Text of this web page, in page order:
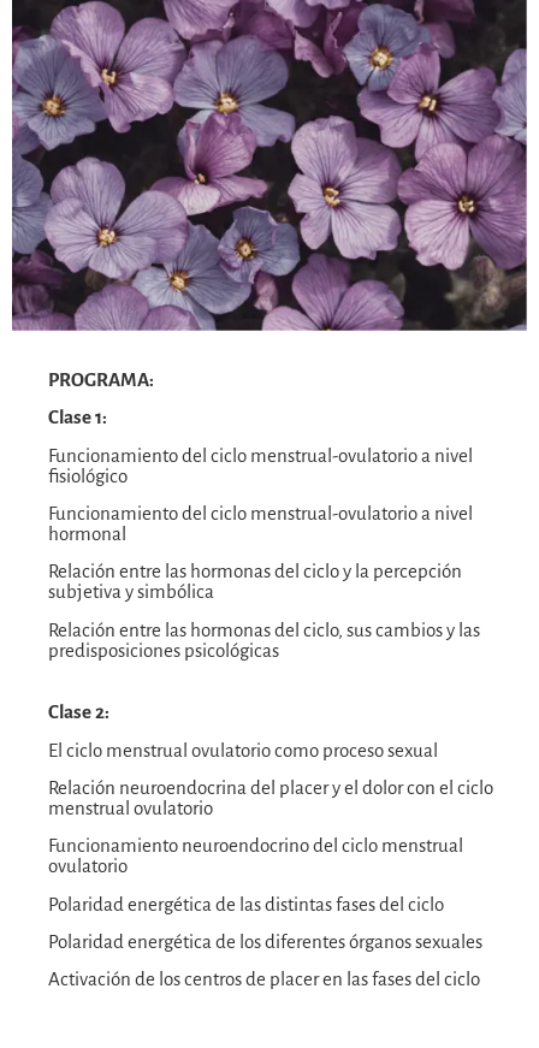
PROGRAMA:
Clase 1:
Funcionamiento del ciclo menstrual-ovulatorio a nivel
fisiológico
Funcionamiento del ciclo menstrual-ovulatorio a nivel
hormonal
Relación entre las hormonas del ciclo y la percepción
subjetiva y simbólica
Relación entre las hormonas del ciclo, sus cambios y las
predisposiciones psicológicas
Clase 2:
El ciclo menstrual ovulatorio como proceso sexual
Relación neuroendocrina del placer y el dolor con el ciclo
menstrual ovulatorio
Funcionamiento neuroendocrino del ciclo menstrual
ovulatorio
Polaridad energética de las distintas fases del ciclo
Polaridad energética de los diferentes órganos sexuales
Activación de los centros de placer en las fases del ciclo